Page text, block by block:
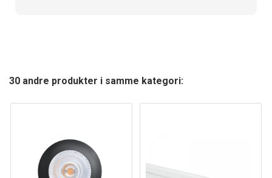
30 andre produkter i samme kategori: